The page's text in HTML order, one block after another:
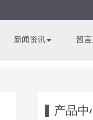
新闻资讯 留
产品中